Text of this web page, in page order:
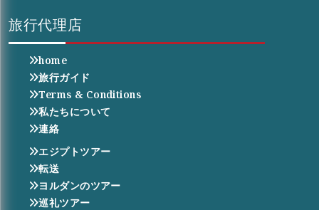
旅行代理店
home
旅行ガイド
Terms & Conditions
私たちについて
連絡
エジプトツアー
転送
ヨルダンのツアー
巡礼ツアー